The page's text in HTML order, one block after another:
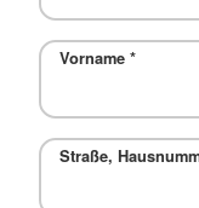
Vorname *
Straße,